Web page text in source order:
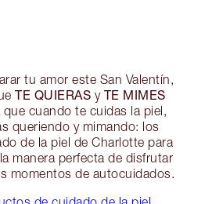
tu amor este San Valentín,
TE QUIERAS y TE MIMES
cuando te cuidas la piel,
queriendo y mimando: los
de la piel de Charlotte para
manera perfecta de disfrutar
momentos de autocuidados.